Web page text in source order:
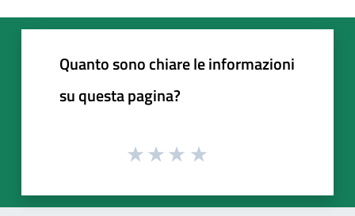
Quanto sono chiare le informazioni
su questa pagina?